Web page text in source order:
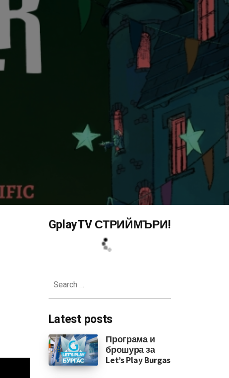
GplayTV СТРИЙМЪРИ!
for:
Latest posts
Програма и
брошура за
Let’s Play Burgas